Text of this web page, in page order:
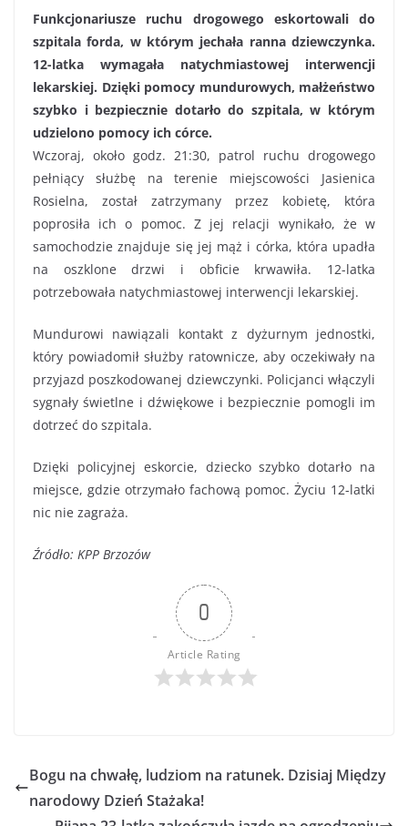
Funkcjonariusze ruchu drogowego eskortowali do
szpitala forda, w którym jechała ranna dziewczynka.
12-latka wymagała natychmiastowej interwencji
lekarskiej. Dzięki pomocy mundurowych, małżeństwo
szybko i bezpiecznie dotarło do szpitala, w którym
udzielono pomocy ich córce.
Wczoraj, około godz. 21:30, patrol ruchu drogowego
pełniący służbę na terenie miejscowości Jasienica
Rosielna, został zatrzymany przez kobietę, która
poprosiła ich o pomoc. Z jej relacji wynikało, że w
samochodzie znajduje się jej mąż i córka, która upadła
na oszklone drzwi i obficie krwawiła. 12-latka
potrzebowała natychmiastowej interwencji lekarskiej.
Mundurowi nawiązali kontakt z dyżurnym jednostki,
który powiadomił służby ratownicze, aby oczekiwały na
przyjazd poszkodowanej dziewczynki. Policjanci włączyli
sygnały świetlne i dźwiękowe i bezpiecznie pomogli im
dotrzeć do szpitala.
Dzięki policyjnej eskorcie, dziecko szybko dotarło na
miejsce, gdzie otrzymało fachową pomoc. Życiu 12-latki
nic nie zagraża.
Źródło: KPP Brzozów
0
Article Rating
Bogu na chwałę, ludziom na ratunek. Dzisiaj Między
narodowy Dzień Stażaka!